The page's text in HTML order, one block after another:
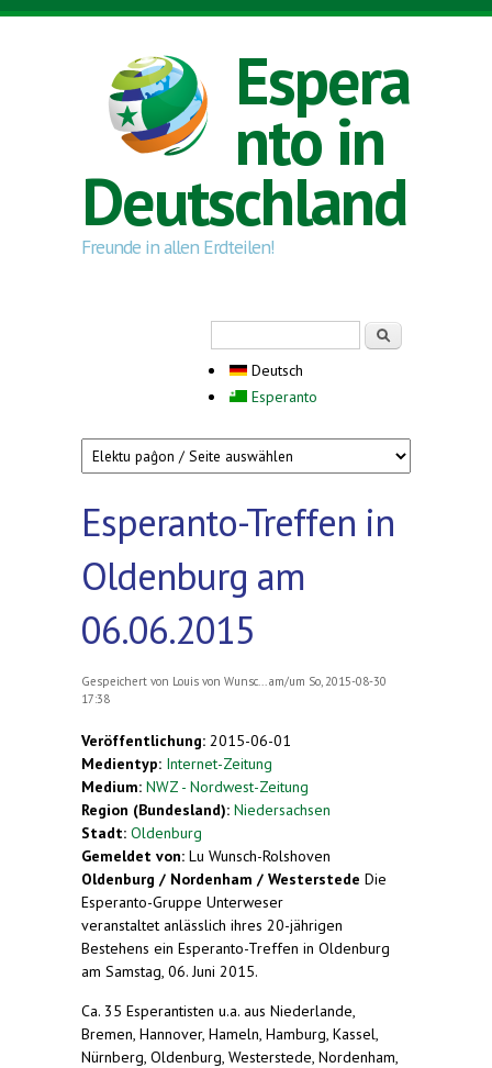
Direkt zum Inhalt
Espera
nto in
Deutschland
Freunde in allen Erdteilen!
Deutsch
Esperanto
Esperanto-Treffen in
Oldenburg am
06.06.2015
Gespeichert von Louis von Wunsc...
am/um So, 2015-08-30
17:38
Veröffentlichung: 2015-06-01
Medientyp: Internet-Zeitung
Medium: NWZ - Nordwest-Zeitung
Region (Bundesland): Niedersachsen
Stadt: Oldenburg
Gemeldet von: Lu Wunsch-Rolshoven
Oldenburg / Nordenham / Westerstede Die
Esperanto-Gruppe Unterweser
veranstaltet anlässlich ihres 20-jährigen
Bestehens ein Esperanto-Treffen in Oldenburg
am Samstag, 06. Juni 2015.
Ca. 35 Esperantisten u.a. aus Niederlande,
Bremen, Hannover, Hameln, Hamburg, Kassel,
Nürnberg, Oldenburg, Westerstede, Nordenham,